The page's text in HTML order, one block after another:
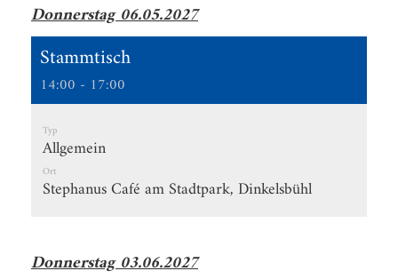
Donnerstag 06.05.2027
Stammtisch
14:00 - 17:00
Typ
Allgemein
Ort
Stephanus Café am Stadtpark, Dinkelsbühl
Donnerstag 03.06.2027